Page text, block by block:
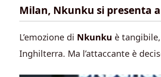
Milan, Nkunku si presenta
L’emozione di Nkunku è
Inghilterra. Ma l’attaccante è